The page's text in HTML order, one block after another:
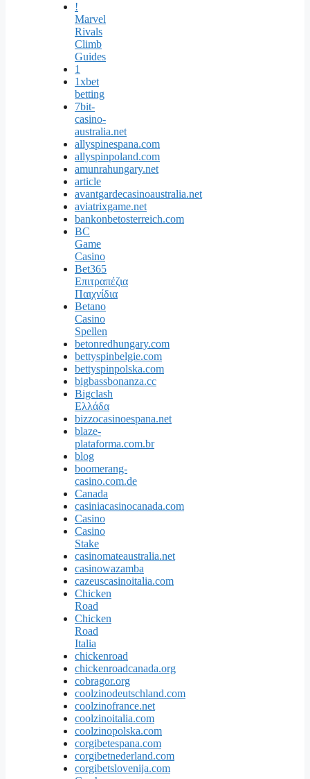
!
Marvel
Rivals
Climb
Guides
1
1xbet
betting
7bit-
casino-
australia.net
allyspinespana.com
allyspinpoland.com
amunrahungary.net
article
avantgardecasinoaustralia.net
aviatrixgame.net
bankonbetosterreich.com
BC
Game
Casino
Bet365
Επιτραπέζια
Παιχνίδια
Betano
Casino
Spellen
betonredhungary.com
bettyspinbelgie.com
bettyspinpolska.com
bigbassbonanza.cc
Bigclash
Ελλάδα
bizzocasinoespana.net
blaze-
plataforma.com.br
blog
boomerang-
casino.com.de
Canada
casiniacasinocanada.com
Casino
Casino
Stake
casinomateaustralia.net
casinowazamba
cazeuscasinoitalia.com
Chicken
Road
Chicken
Road
Italia
chickenroad
chickenroadcanada.org
cobragor.org
coolzinodeutschland.com
coolzinofrance.net
coolzinoitalia.com
coolzinopolska.com
corgibetespana.com
corgibetnederland.com
corgibetslovenija.com